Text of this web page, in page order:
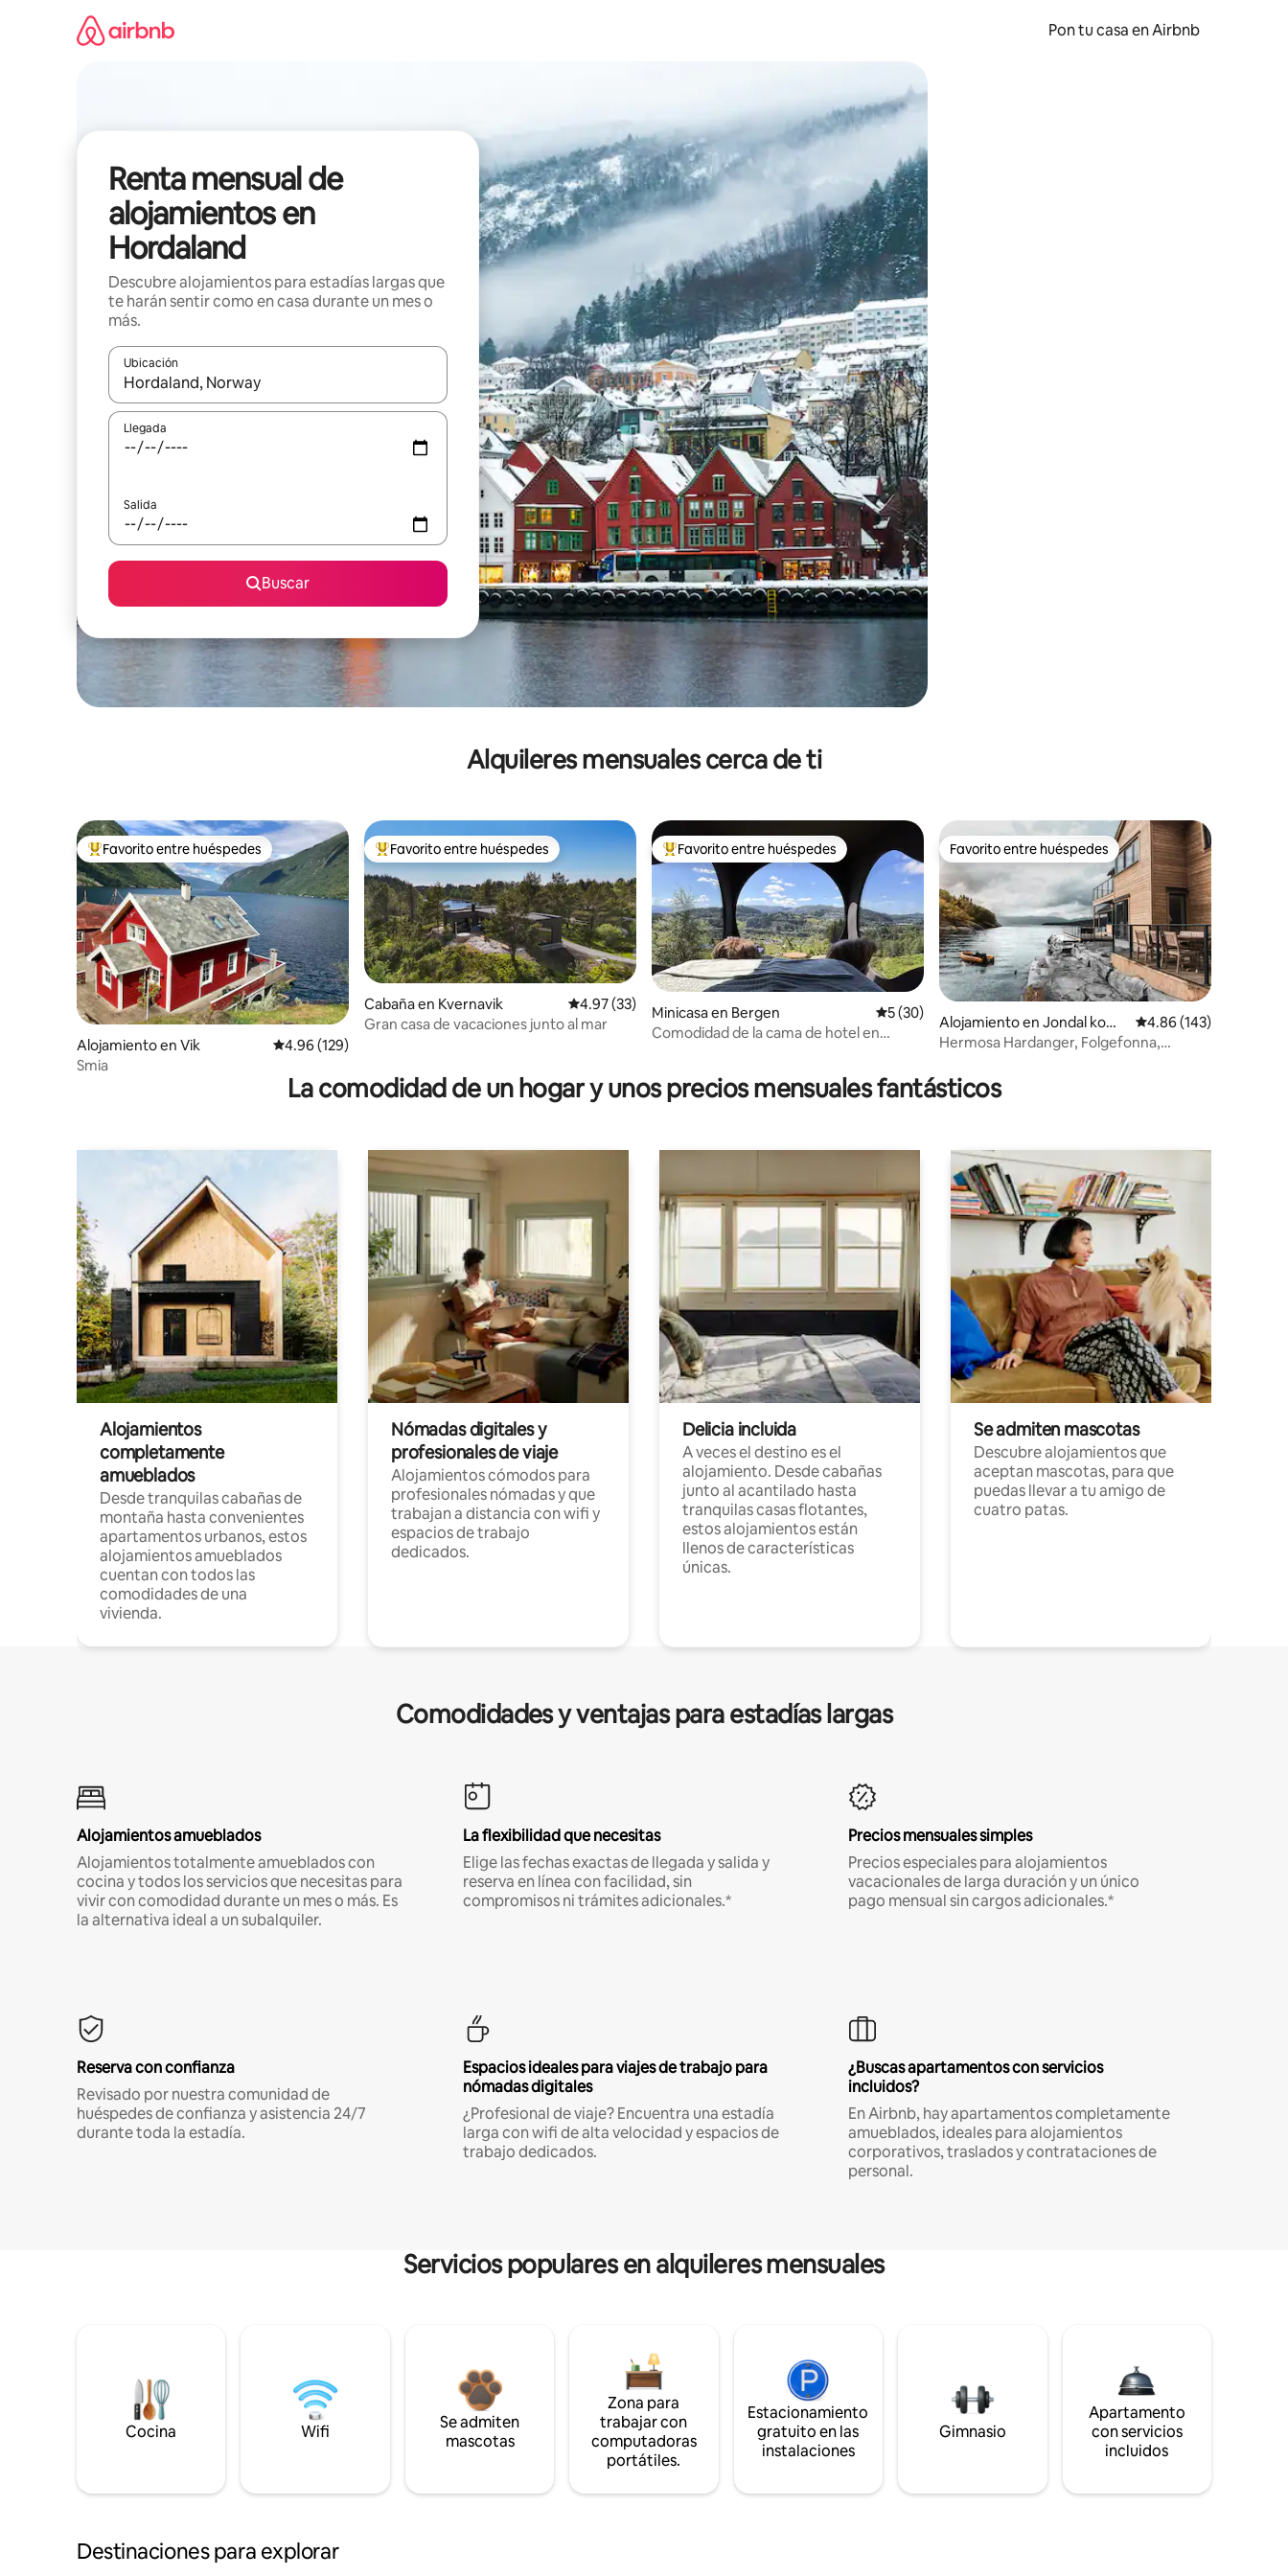
Pon tu casa en Airbnb
Renta mensual de
alojamientos en
Hordaland
Descubre alojamientos para estadías largas que
te harán sentir como en casa durante un mes o
más.
Ubicación
Cuando los resultados estén disponibles, navega con las teclas de flecha hacia arriba y hacia abajo o explora con el tacto o desliza el dedo.
Llegada
Salida
Buscar
Alquileres mensuales cerca de ti
Favorito entre huéspedes preferido
Favorito entre huéspedes
Alojamiento en Vik Calificación promedio: 4.96 de 5, 129 reseñas
4.96 (129)
Smia
Favorito entre huéspedes preferido
Favorito entre huéspedes
Cabaña en Kvernavik Calificación promedio: 4.97 de 5, 33 reseñas
4.97 (33)
Gran casa de vacaciones junto al mar
Favorito entre huéspedes preferido
Favorito entre huéspedes
Minicasa en Bergen Calificación promedio: 5 de 5, 30 reseñas
5 (30)
Comodidad de la cama de hotel en
Favorito entre huéspedes
Favorito entre huéspedes
Alojamiento en Jondal kom
mune
Calificación promedio:
4.86 (143)
Hermosa Hardanger, Folgefonna,
La comodidad de un hogar y unos precios mensuales fantásticos
Alojamientos
completamente
amueblados
Desde tranquilas cabañas de
montaña hasta convenientes
apartamentos urbanos, estos
alojamientos amueblados
cuentan con todos las
comodidades de una
vivienda.
Nómadas digitales y
profesionales de viaje
Alojamientos cómodos para
profesionales nómadas y que
trabajan a distancia con wifi y
espacios de trabajo
dedicados.
Delicia incluida
A veces el destino es el
alojamiento. Desde cabañas
junto al acantilado hasta
tranquilas casas flotantes,
estos alojamientos están
llenos de características
únicas.
Se admiten mascotas
Descubre alojamientos que
aceptan mascotas, para que
puedas llevar a tu amigo de
cuatro patas.
Comodidades y ventajas para estadías largas
Alojamientos amueblados
Alojamientos totalmente amueblados con
cocina y todos los servicios que necesitas para
vivir con comodidad durante un mes o más. Es
la alternativa ideal a un subalquiler.
La flexibilidad que necesitas
Elige las fechas exactas de llegada y salida y
reserva en línea con facilidad, sin
compromisos ni trámites adicionales.*
Precios mensuales simples
Precios especiales para alojamientos
vacacionales de larga duración y un único
pago mensual sin cargos adicionales.*
Reserva con confianza
Revisado por nuestra comunidad de
huéspedes de confianza y asistencia 24/7
durante toda la estadía.
Espacios ideales para viajes de trabajo para
nómadas digitales
¿Profesional de viaje? Encuentra una estadía
larga con wifi de alta velocidad y espacios de
trabajo dedicados.
¿Buscas apartamentos con servicios
incluidos?
En Airbnb, hay apartamentos completamente
amueblados, ideales para alojamientos
corporativos, traslados y contrataciones de
personal.
Servicios populares en alquileres mensuales
Cocina Wifi
Se admiten
mascotas
Zona para
trabajar con
computadoras
portátiles.
Estacionamiento
gratuito en las
instalaciones
Gimnasio
Apartamento
con servicios
incluidos
Destinaciones para explorar